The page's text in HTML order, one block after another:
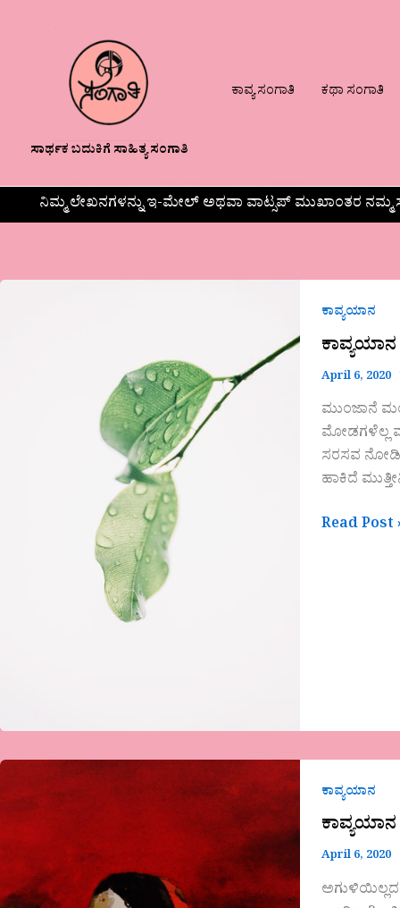
ಸಾರ್ಥಕ ಬದುಕಿಗೆ ಸಾಹಿತ್ಯ ಸಂಗಾತಿ
ಕಾವ್ಯ ಸಂಗಾತಿ ಕಥಾ ಸಂಗಾತಿ
ನಿಮ್ಮ ಲೇಖನಗಳನ್ನು ಇ-ಮೇಲ್ ಅಥವಾ ವಾಟ್ಸಪ್ ಮುಖಾಂತರ
ಕಾವ್ಯಯಾನ
ಕಾವ್ಯಯಾನ
April 6, 2020
ಮುಂಜಾನೆ
ಮೋಡಗಳೆಲ್ಲ
ಸರಸವ ನೋಡಿ
ಹಾಕಿದೆ
Read Post
ಕಾವ್ಯಯಾನ
ಕಾವ್ಯಯಾನ
April 6, 2020